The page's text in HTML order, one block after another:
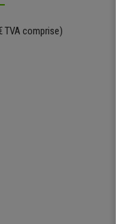
TVA comprise)